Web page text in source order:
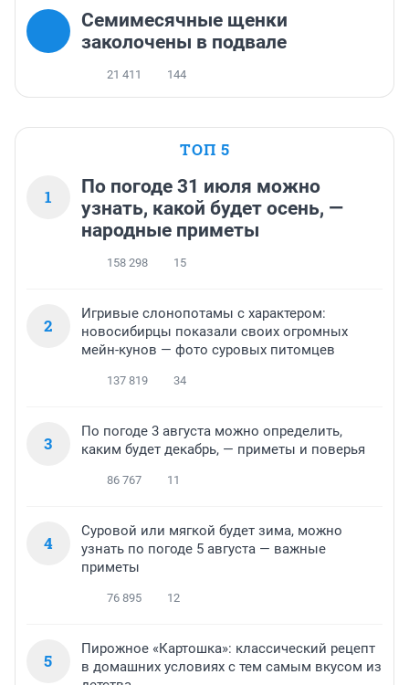
Семимесячные щенки
заколочены в подвале
21 411 144
ТОП 5
1
По погоде 31 июля можно
узнать, какой будет осень, —
народные приметы
158 298 15
2
Игривые слонопотамы с характером:
новосибирцы показали своих огромных
мейн-кунов — фото суровых питомцев
137 819 34
3
По погоде 3 августа можно определить,
каким будет декабрь, — приметы и поверья
86 767 11
4
Суровой или мягкой будет зима, можно
узнать по погоде 5 августа — важные
приметы
76 895 12
5
Пирожное «Картошка»: классический рецепт
в домашних условиях с тем самым вкусом из